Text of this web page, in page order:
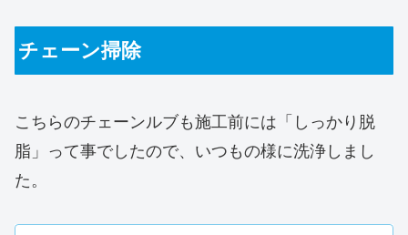
チェーン掃除
こちらのチェーンルブも施工前には「しっかり脱
脂」って事でしたので、いつもの様に洗浄しまし
た。